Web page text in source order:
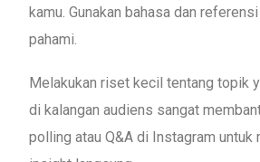
kamu. Gunakan bahasa dan
pahami.
Melakukan riset kecil tentang topik
di kalangan audiens sangat
polling atau Q&A di Instagram untuk